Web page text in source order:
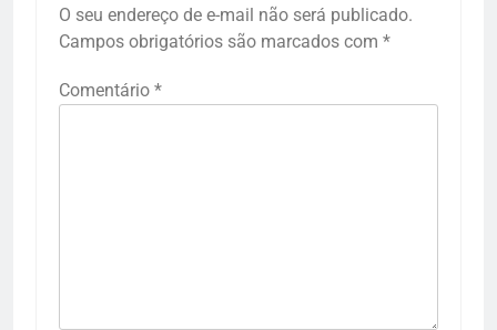
O seu endereço de e-mail não será publicado.
Campos obrigatórios são marcados com *
Comentário *